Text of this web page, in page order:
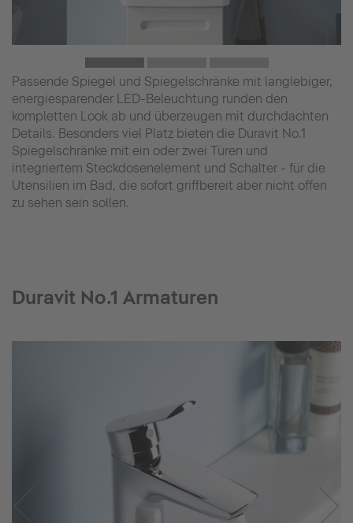
Passende Spiegel und Spiegelschränke mit langlebiger,
energiesparender LED-Beleuchtung runden den
kompletten Look ab und überzeugen mit durchdachten
Details. Besonders viel Platz bieten die Duravit No.1
Spiegelschränke mit ein oder zwei Türen und
integriertem Steckdosenelement und Schalter - für die
Utensilien im Bad, die sofort griffbereit aber nicht offen
zu sehen sein sollen.
Duravit No.1 Armaturen